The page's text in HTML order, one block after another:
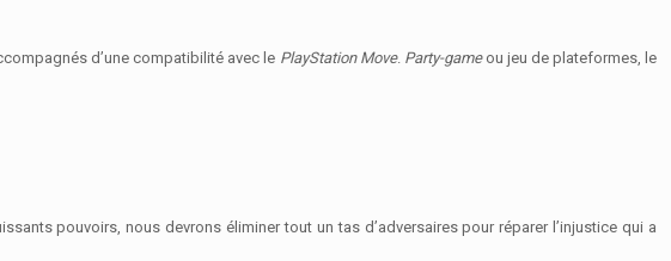
d’une compatibilité avec le PlayStation Move.Party-gameou jeu de plateformes, le
pouvoirs, nous devrons éliminer tout un tas d’adversaires pour réparer l’injustice qui a